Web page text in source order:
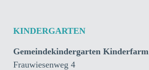
KINDERGARTEN
Gemeindekindergarten Kinderfarm
Frauwiesenweg 4